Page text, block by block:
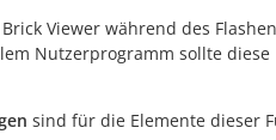
Viewer während des
Nutzerprogramm sollte diese
sind für die Elemente dieser